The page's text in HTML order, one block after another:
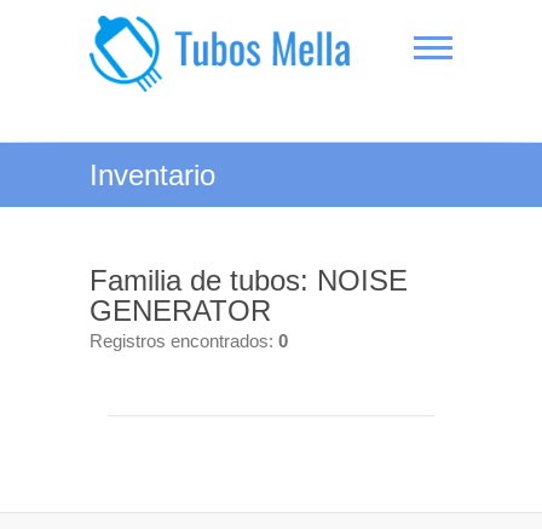
Tubos Mella
Inventario
Familia de tubos: NOISE
GENERATOR
Registros encontrados: 0